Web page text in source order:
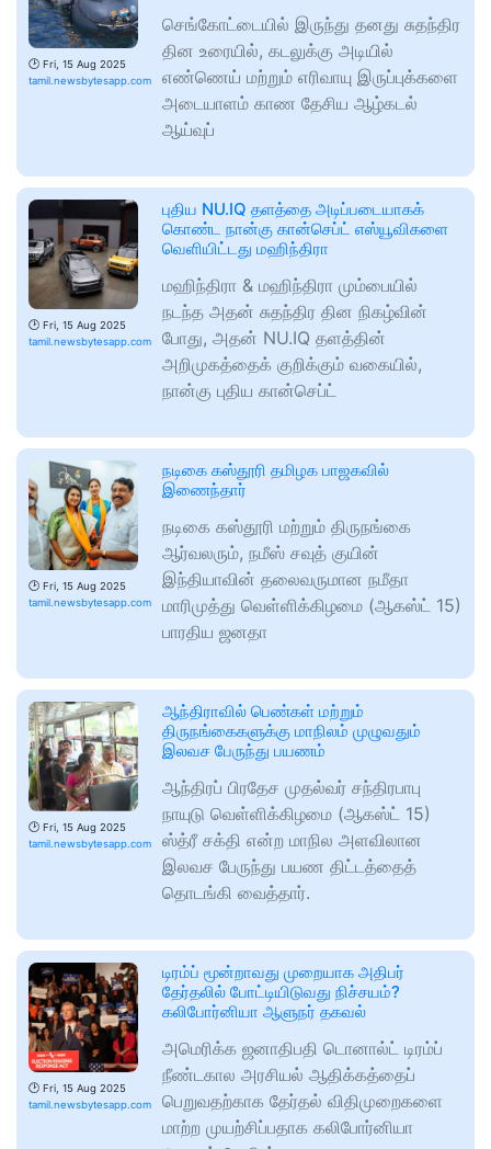
🕑 Fri, 15 Aug 2025
tamil.newsbytesapp.com
செங்கோட்டையில் இருந்து தனது சுதந்திர
தின உரையில், கடலுக்கு அடியில்
எண்ணெய் மற்றும் எரிவாயு இருப்புக்களை
அடையாளம் காண தேசிய ஆழ்கடல்
ஆய்வுப்
🕑 Fri, 15 Aug 2025
tamil.newsbytesapp.com
புதிய NU.IQ தளத்தை அடிப்படையாகக்
கொண்ட நான்கு கான்செப்ட் எஸ்யூவிகளை
வெளியிட்டது மஹிந்திரா
மஹிந்திரா & மஹிந்திரா மும்பையில்
நடந்த அதன் சுதந்திர தின நிகழ்வின்
போது, அதன் NU.IQ தளத்தின்
அறிமுகத்தைக் குறிக்கும் வகையில்,
நான்கு புதிய கான்செப்ட்
🕑 Fri, 15 Aug 2025
tamil.newsbytesapp.com
நடிகை கஸ்தூரி தமிழக பாஜகவில்
இணைந்தார்
நடிகை கஸ்தூரி மற்றும் திருநங்கை
ஆர்வலரும், நமீஸ் சவுத் குயின்
இந்தியாவின் தலைவருமான நமீதா
மாரிமுத்து வெள்ளிக்கிழமை (ஆகஸ்ட் 15)
பாரதிய ஜனதா
🕑 Fri, 15 Aug 2025
tamil.newsbytesapp.com
ஆந்திராவில் பெண்கள் மற்றும்
திருநங்கைகளுக்கு மாநிலம் முழுவதும்
இலவச பேருந்து பயணம்
ஆந்திரப் பிரதேச முதல்வர் சந்திரபாபு
நாயுடு வெள்ளிக்கிழமை (ஆகஸ்ட் 15)
ஸ்த்ரீ சக்தி என்ற மாநில அளவிலான
இலவச பேருந்து பயண திட்டத்தைத்
தொடங்கி வைத்தார்.
🕑 Fri, 15 Aug 2025
tamil.newsbytesapp.com
டிரம்ப் மூன்றாவது முறையாக அதிபர்
தேர்தலில் போட்டியிடுவது நிச்சயம்?
கலிபோர்னியா ஆளுநர் தகவல்
அமெரிக்க ஜனாதிபதி டொனால்ட் டிரம்ப்
நீண்டகால அரசியல் ஆதிக்கத்தைப்
பெறுவதற்காக தேர்தல் விதிமுறைகளை
மாற்ற முயற்சிப்பதாக கலிபோர்னியா